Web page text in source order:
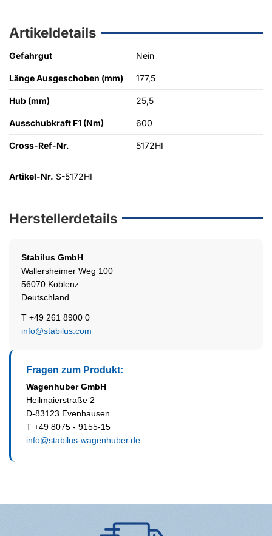
Artikeldetails
Gefahrgut Nein
Länge Ausgeschoben (mm) 177,5
Hub (mm) 25,5
Ausschubkraft F1 (Nm) 600
Cross-Ref-Nr. 5172HI
Artikel-Nr. S-5172HI
Herstellerdetails
Stabilus GmbH
Wallersheimer Weg 100
56070 Koblenz
Deutschland
T +49 261 8900 0
info@stabilus.com
Fragen zum Produkt:
Wagenhuber GmbH
Heilmaierstraße 2
D-83123 Evenhausen
T +49 8075 - 9155-15
info@stabilus-wagenhuber.de